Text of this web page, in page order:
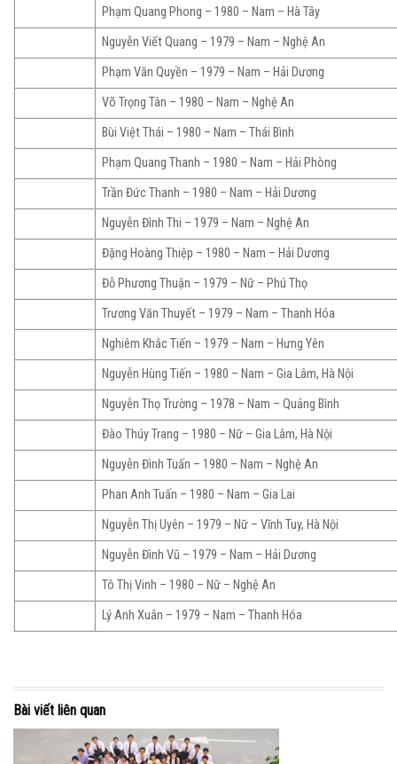
Phạm Quang Phong – 1980 – Nam – Hà Tây
Nguyễn Viết Quang – 1979 – Nam – Nghệ An
Phạm Văn Quyền – 1979 – Nam – Hải Dương
Võ Trọng Tân – 1980 – Nam – Nghệ An
Bùi Việt Thái – 1980 – Nam – Thái Bình
Phạm Quang Thanh – 1980 – Nam – Hải Phòng
Trần Đức Thanh – 1980 – Nam – Hải Dương
Nguyễn Đình Thi – 1979 – Nam – Nghệ An
Đặng Hoàng Thiệp – 1980 – Nam – Hải Dương
Đỗ Phương Thuận – 1979 – Nữ – Phú Thọ
Trương Văn Thuyết – 1979 – Nam – Thanh Hóa
Nghiêm Khắc Tiến – 1979 – Nam – Hưng Yên
Nguyễn Hùng Tiến – 1980 – Nam – Gia Lâm, Hà Nội
Nguyễn Thọ Trường – 1978 – Nam – Quảng Bình
Đào Thúy Trang – 1980 – Nữ – Gia Lâm, Hà Nội
Nguyễn Đình Tuấn – 1980 – Nam – Nghệ An
Phan Anh Tuấn – 1980 – Nam – Gia Lai
Nguyễn Thị Uyên – 1979 – Nữ – Vĩnh Tuy, Hà Nội
Nguyễn Đình Vũ – 1979 – Nam – Hải Dương
Tô Thị Vinh – 1980 – Nữ – Nghệ An
Lý Anh Xuân – 1979 – Nam – Thanh Hóa
Bài viết liên quan